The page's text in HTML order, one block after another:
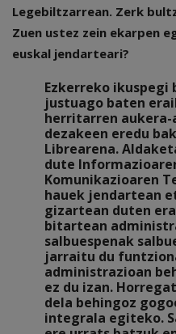
Legebiltzarrean. Zerk
Zuen ustez zein ekarpen
euskal jendarteari?
Ezkerreko
justuago baten
herritarren aukera-
dezakeen eredu
Librearena.
dute
Komunikazioaren
hauek jendartean
gizartean duten
bitartean
salbuespenak
jarraitu du
administrazioan
ez du izan.
dela behingoz
integrala egiteko.